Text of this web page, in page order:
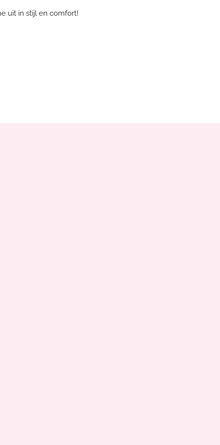
uit in stijl en comfort!